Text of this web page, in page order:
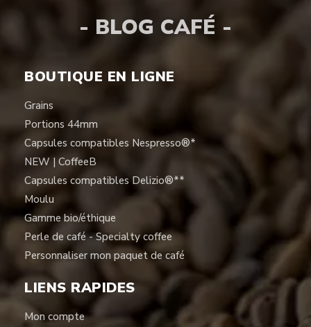
- BLOG CAFÉ -
BOUTIQUE EN LIGNE
Grains
Portions 44mm
Capsules compatibles Nespresso®*
NEW | CoffeeB
Capsules compatibles Delizio®**
Moulu
Gamme bio/éthique
Perle de café - Specialty coffee
Personnaliser mon paquet de café
LIENS RAPIDES
Mon compte